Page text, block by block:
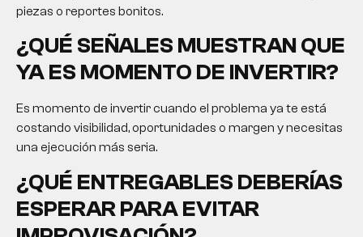
piezas o reportes bonitos.
¿QUÉ SEÑALES MUESTRAN QUE
YA ES MOMENTO DE INVERTIR?
Es momento de invertir cuando el problema ya te está
costando visibilidad, oportunidades o margen y necesitas
una ejecución más seria.
¿QUÉ ENTREGABLES DEBERÍAS
ESPERAR PARA EVITAR